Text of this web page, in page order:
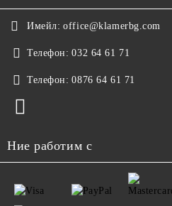
Имейл: office@klamerbg.com
Телефон: 032 64 61 71
Телефон: 0876 64 61 71
Ние работим с